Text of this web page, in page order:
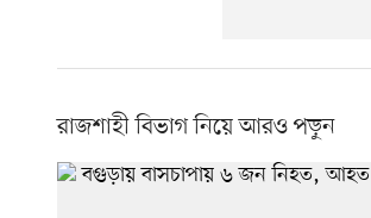
রাজশাহী বিভাগ নিয়ে আরও পড়ুন